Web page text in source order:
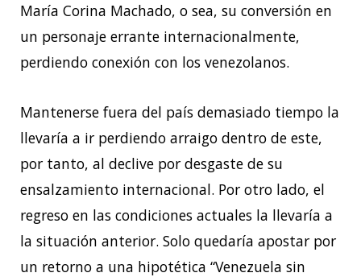
María Corina Machado, o sea, su conversión en
un personaje errante internacionalmente,
perdiendo conexión con los venezolanos.
Mantenerse fuera del país demasiado tiempo la
llevaría a ir perdiendo arraigo dentro de este,
por tanto, al declive por desgaste de su
ensalzamiento internacional. Por otro lado, el
regreso en las condiciones actuales la llevaría a
la situación anterior. Solo quedaría apostar por
un retorno a una hipotética “Venezuela sin